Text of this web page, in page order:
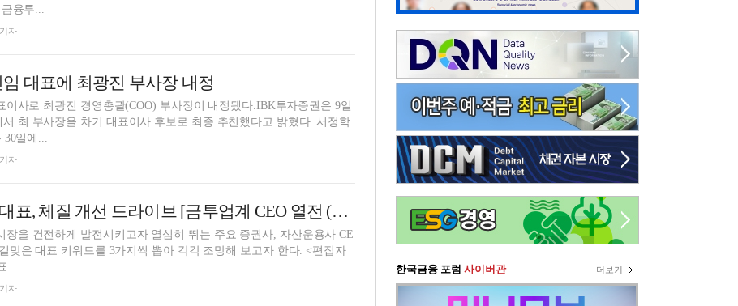
융투...
자
대표에 최광진 부사장 내정
영총괄(COO) 부사장이 내정됐다.IBK투자증권은 9일
최 부사장을 차기 대표이사 후보로 최종 추천했다고 밝혔다. 서정학
30일에...
자
홍원식 LS증권 대표, 체질 개선 드라이브 [금투업계 CEO 열전 (47)]
장을 건전하게 발전시키고자 열심히 뛰는 주요 증권사, 자산운용사 CE
맞은 대표 키워드를 3가지씩 뽑아 각각 조망해 보고자 한다. <편집자
...
자
한국금융 포럼 사이버관 더보기